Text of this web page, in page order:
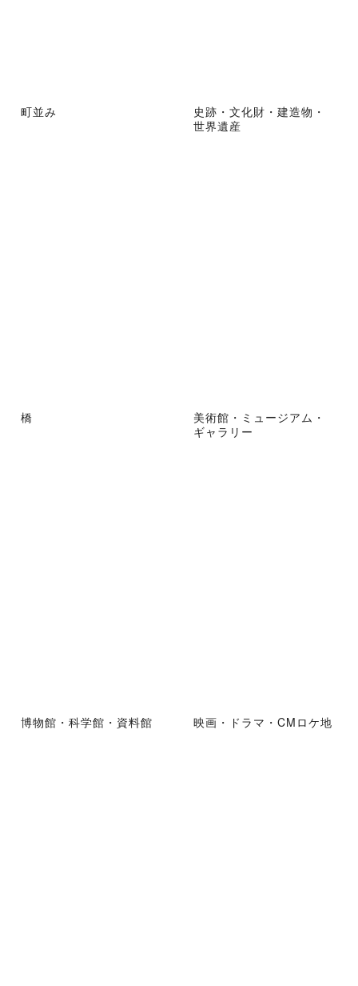
町並み
史跡・文化財・建造物・
世界遺産
橋
美術館・ミュージアム・
ギャラリー
博物館・科学館・資料館 映画・ドラマ・CMロケ地